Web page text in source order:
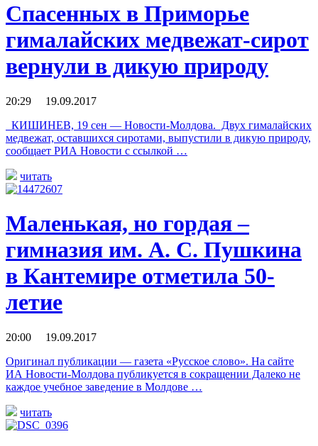
Спасенных в Приморье
гималайских медвежат-сирот
вернули в дикую природу
20:29 19.09.2017
КИШИНЕВ, 19 сен — Новости-Молдова. Двух гималайских
медвежат, оставшихся сиротами, выпустили в дикую природу,
сообщает РИА Новости с ссылкой …
читать
Маленькая, но гордая –
гимназия им. А. С. Пушкина
в Кантемире отметила 50-
летие
20:00 19.09.2017
Оригинал публикации — газета «Русское слово». На сайте
ИА Новости-Молдова публикуется в сокращении Далеко не
каждое учебное заведение в Молдове …
читать